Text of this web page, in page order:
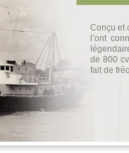
Conçu et
l’ont
de 800
fait de